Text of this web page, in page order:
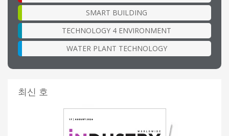
SMART BUILDING
TECHNOLOGY 4 ENVIRONMENT
WATER PLANT TECHNOLOGY
최신 호